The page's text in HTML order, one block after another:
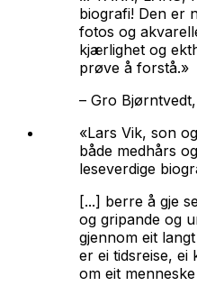
biografi! Den er
fotos og
kjærlighet og
prøve å forstå.»
– Gro
«Lars Vik, son
både medhårs
leseverdige
[...] berre å gje
og gripande og
gjennom eit
er ei tidsreise, ei
om eit